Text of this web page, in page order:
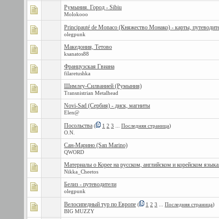
Румыния. Город - Sibiu
Molokooo
Principauté de Monaco (Княжество Монако) - карты,
olegpunk
Македония, Тетово
ksanatos88
Французская Гвиана
filaretushka
Шимлеу-Силванией (Румыния)
Transnistrian Metalhead
Novi-Sad (Сербия) - диск, магниты
Elen@
Посольства ( 1 2 3 Последняя страница)
O.N.
Сан-Марино (San Marino)
QWORD
Материалы о Корее на русском, английском и корейском
Nikka_Cheetos
Белиз - путеводители
olegpunk
Велосипедный тур по Европе ( 1 2 3 Последняя страница)
BIG MUZZY